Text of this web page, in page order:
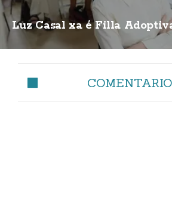
Luz Casal xa é Filla